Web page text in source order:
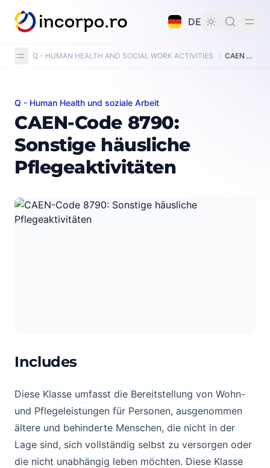
springen
DE
Q - HUMAN HEALTH AND SOCIAL WORK ACTIVITIES / CAEN Code 8790: Other residential care activities
CAEN-Code 8790: Sonstige häusliche
Q - Human Health und soziale Arbeit
CAEN-Code 8790:
Sonstige häusliche
Pflegeaktivitäten
Includes
Diese Klasse umfasst die Bereitstellung von Wohn-
und Pflegeleistungen für Personen, ausgenommen
ältere und behinderte Menschen, die nicht in der
Lage sind, sich vollständig selbst zu versorgen oder
die nicht unabhängig leben möchten. Diese Klasse